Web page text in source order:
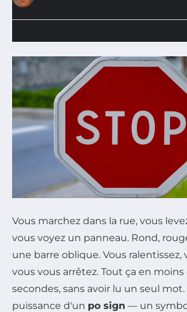
Vous marchez dans la rue, vous
vous voyez un panneau. Rond,
une barre oblique. Vous ralentissez,
vous vous arrêtez. Tout ça en
secondes, sans avoir lu un seul mot.
puissance d'un po sign — un